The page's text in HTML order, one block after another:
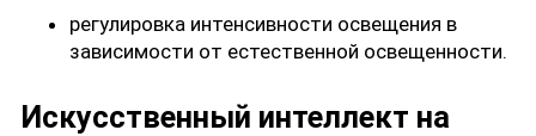
регулировка интенсивности освещения в
зависимости от естественной освещенности.
Искусственный интеллект на